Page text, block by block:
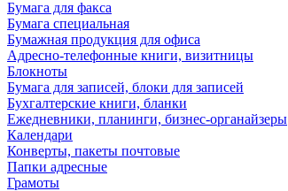
Бумага для факса
Бумага специальная
Бумажная продукция для офиса
Адресно-телефонные книги, визитницы
Блокноты
Бумага для записей, блоки для записей
Бухгалтерские книги, бланки
Ежедневники, планинги, бизнес-органайзеры
Календари
Конверты, пакеты почтовые
Папки адресные
Грамоты